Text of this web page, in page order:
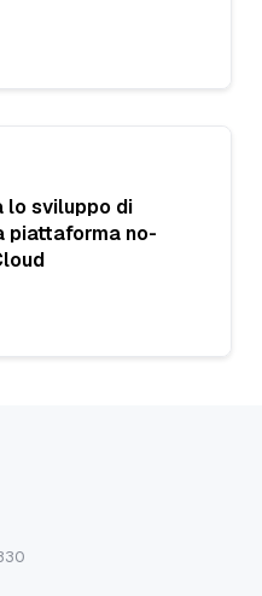
lo sviluppo di
piattaforma no-